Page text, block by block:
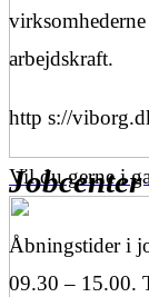
Vil du gerne i
arbejdskraft.
http s://
Åbningstider i
09.30 – 15.00.